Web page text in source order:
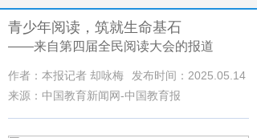
青少年阅读，筑就生命基石
——来自第四届全民阅读大会的报道
作者：本报记者 却咏梅
发布时间：2025.05.14
来源：中国教育新闻网-中国教育报